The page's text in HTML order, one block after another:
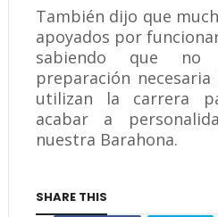
También dijo que
apoyados por
sabiendo que
preparación
utilizan la carrera
acabar a
nuestra Barahona.
SHARE THIS